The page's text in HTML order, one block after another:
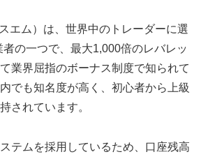
エム）は、世界中のトレーダーに選
の一つで、最大1,000倍のレバレッ
業界屈指のボーナス制度で知られて
でも知名度が高く、初心者から上級
されています。
テムを採用しているため、口座残高